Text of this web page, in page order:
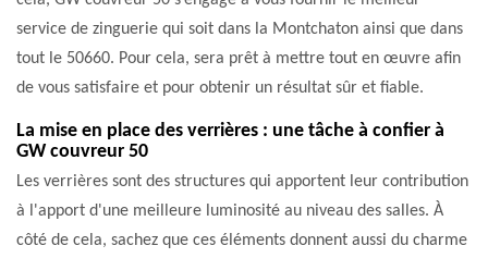
service de zinguerie qui soit dans la Montchaton ainsi que dans
tout le 50660. Pour cela, sera prêt à mettre tout en œuvre afin
de vous satisfaire et pour obtenir un résultat sûr et fiable.
La mise en place des verrières : une tâche à confier à
GW couvreur 50
Les verrières sont des structures qui apportent leur contribution
à l'apport d'une meilleure luminosité au niveau des salles. À
côté de cela, sachez que ces éléments donnent aussi du charme